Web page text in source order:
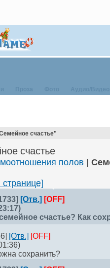
счастье"
счастье
полов
[Отв.] [OFF]
счастье? Как
[Отв.] [OFF]
сохранить?